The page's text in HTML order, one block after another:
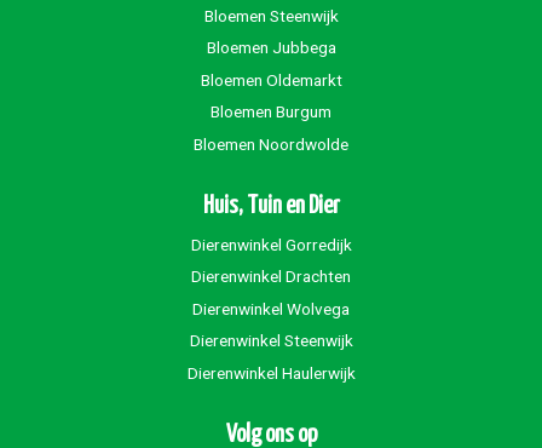
Bloemen Steenwijk
Bloemen Jubbega
Bloemen Oldemarkt
Bloemen Burgum
Bloemen Noordwolde
Huis, Tuin en Dier
Dierenwinkel Gorredijk
Dierenwinkel Drachten
Dierenwinkel Wolvega
Dierenwinkel Steenwijk
Dierenwinkel Haulerwijk
Volg ons op